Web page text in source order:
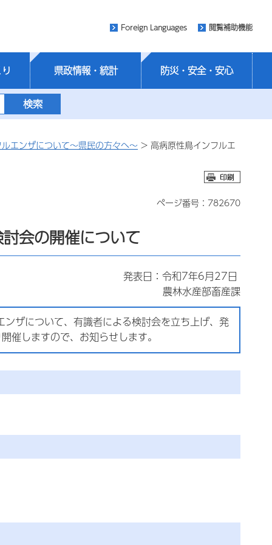
Foreign Languages 閲覧補助機能
県政情報・統計 防災・安全・安心
エンザについて～県民の方々へ～ > 高病原性鳥インフルエ
ページ番号：782670
会の開催について
発表日：令和7年6月27日
農林水産部畜産課
ザについて、有識者による検討会を立ち上げ、発
催しますので、お知らせします。